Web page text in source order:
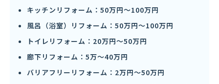
キッチンリフォーム：50万円〜100万円
風呂（浴室）リフォーム：50万円〜100万円
トイレリフォーム：20万円〜50万円
廊下リフォーム：5万〜40万円
バリアフリーリフォーム：2万円〜50万円